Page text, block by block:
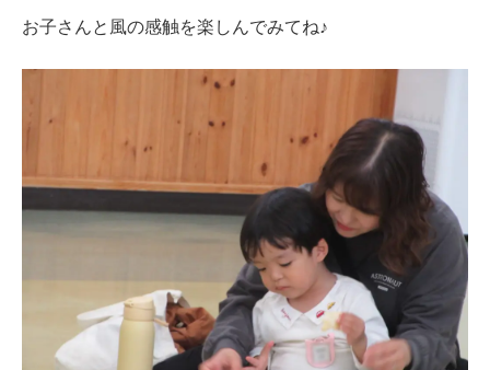
お子さんと風の感触を楽しんでみてね♪